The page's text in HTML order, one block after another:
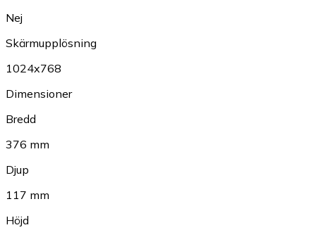
Nej
Skärmupplösning
1024x768
Dimensioner
Bredd
376 mm
Djup
117 mm
Höjd